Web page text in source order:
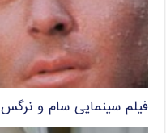
فیلم سینمایی سام و نرگس